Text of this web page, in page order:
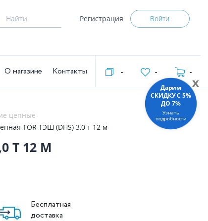
Регистрация Войти
О магазине Контакты - - -
цепные
TOR ТЭШ (DHS) 3,0 т 12 м
Т 12 М
Бесплатная
доставка
x
Дарим
СКИДКУ C 5%
ДО 7%
Узнать
подробности